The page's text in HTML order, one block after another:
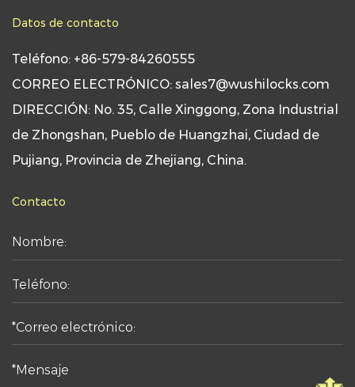
Datos de contacto
Teléfono: +86-579-84260555
CORREO ELECTRÓNICO: sales7@wushilocks.com
DIRECCIÓN: No. 35, Calle Xinggong, Zona Industrial
de Zhongshan, Pueblo de Huangzhai, Ciudad de
Pujiang, Provincia de Zhejiang, China.
Contacto